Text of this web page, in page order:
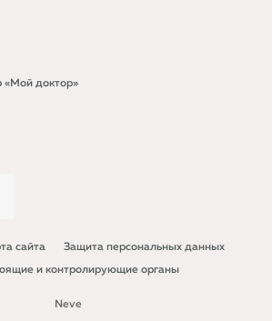
«Мой доктор»
сайта Защита персональных данных
и контролирующие органы
Neve